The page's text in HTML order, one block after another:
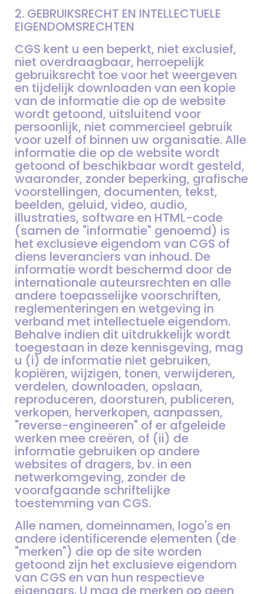
2. GEBRUIKSRECHT EN INTELLECTUELE
EIGENDOMSRECHTEN
CGS kent u een beperkt, niet exclusief,
niet overdraagbaar, herroepelijk
gebruiksrecht toe voor het weergeven
en tijdelijk downloaden van een kopie
van de informatie die op de website
wordt getoond, uitsluitend voor
persoonlijk, niet commercieel gebruik
voor uzelf of binnen uw organisatie. Alle
informatie die op de website wordt
getoond of beschikbaar wordt gesteld,
waaronder, zonder beperking, grafische
voorstellingen, documenten, tekst,
beelden, geluid, video, audio,
illustraties, software en HTML-code
(samen de "informatie" genoemd) is
het exclusieve eigendom van CGS of
diens leveranciers van inhoud. De
informatie wordt beschermd door de
internationale auteursrechten en alle
andere toepasselijke voorschriften,
reglementeringen en wetgeving in
verband met intellectuele eigendom.
Behalve indien dit uitdrukkelijk wordt
toegestaan in deze kennisgeving, mag
u (i) de informatie niet gebruiken,
kopiëren, wijzigen, tonen, verwijderen,
verdelen, downloaden, opslaan,
reproduceren, doorsturen, publiceren,
verkopen, herverkopen, aanpassen,
"reverse-engineeren" of er afgeleide
werken mee creëren, of (ii) de
informatie gebruiken op andere
websites of dragers, bv. in een
netwerkomgeving, zonder de
voorafgaande schriftelijke
toestemming van CGS.
Alle namen, domeinnamen, logo's en
andere identificerende elementen (de
"merken") die op de site worden
getoond zijn het exclusieve eigendom
van CGS en van hun respectieve
eigenaars. U mag de merken op geen